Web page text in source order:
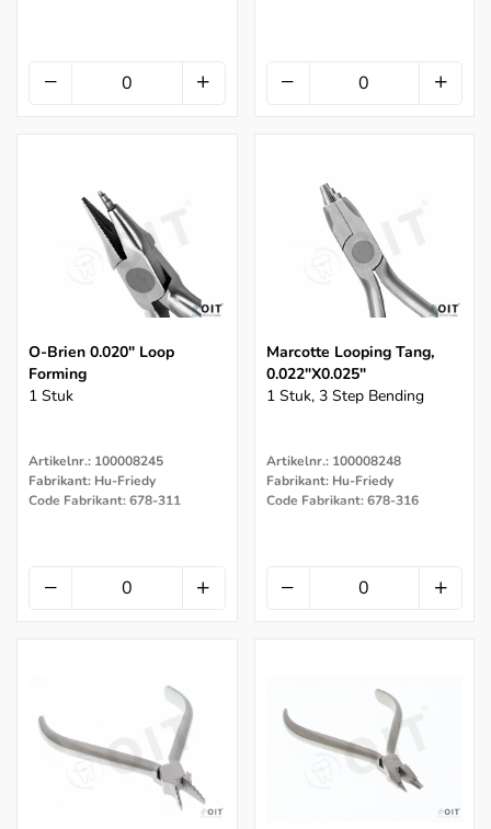
O-Brien 0.020" Loop
Forming
1 Stuk
Artikelnr.: 100008245
Fabrikant: Hu-Friedy
Code Fabrikant: 678-311
Marcotte Looping Tang,
0.022"x0.025"
1 Stuk, 3 Step Bending
Artikelnr.: 100008248
Fabrikant: Hu-Friedy
Code Fabrikant: 678-316